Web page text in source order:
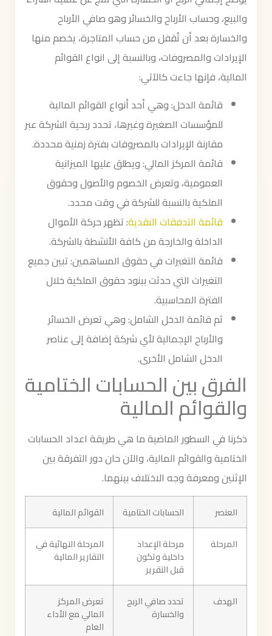
والبيع، وحساب الأرباح والخسائر وهو صافي الأرباح
والخسارة بعد أن تُقفل من حساب المتاجرة، يخصم منها
الإيرادات والمصروفات، وبالنسبة إلى انواع القوائم
المالية، فإنها جاءت كالآتي:
قائمة الدخل: وهي أحد أنواع القوائم المالية
للمؤسسات الصغيرة وغيرها، تحدد ربحية الشركة عبر
مقارنة الإيرادات بالمصروفات بفترة زمنية محددة.
قائمة المركز المالي: ويطلق عليها الميزانية
العمومية، وتعرض الخصوم والأصول وحقوق
الملكية بالنسبة للشركة في وقت محدد.
قائمة التدفقات النقدية: تظهر حركة الأموال
الداخلة والخارجة من كافة الأنشطة بالشركة.
قائمة التغيرات في حقوق المساهمين: تبين جميع
التغيرات التي حدثت ببنود حقوق الملكية خلال
الفترة المحاسبية.
ثم قائمة الدخل الشامل: وهي تعرض الخسائر
والأرباح الإجمالية لأي شركة إضافة إلى عناصر
الدخل الشامل الأخرى.
الفرق بين الحسابات الختامية
والقوائم المالية
ذكرنا في السطور الماضية ما هي طريقة اعداد الحسابات
الختامية والقوائم المالية، والآن حان دور التفرقة بين
الإثنين ومعرفة وجه الاختلاف بينهما.
العنصر الحسابات الختامية
القوائم المالية
المرحلة
مرحلة الإعداد
داخلية وتكون
قبل التقرير
المرحلة النهائية في
التقارير المالية
الهدف تحدد صافي الربح
والخسارة
تعرض المركز
المالي مع الأداء
العام